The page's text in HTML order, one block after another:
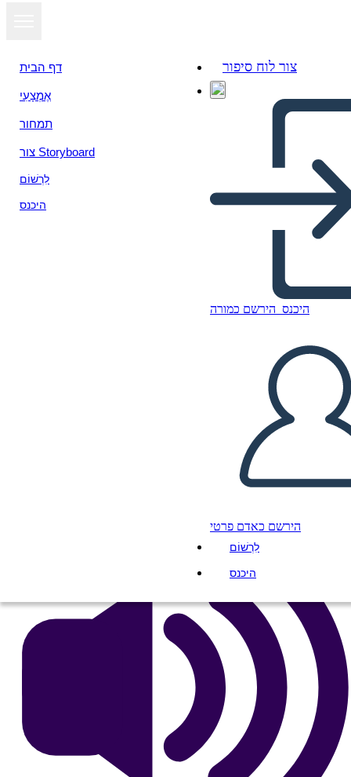
דף הבית
אֶמְצָעִי
תמחור
צור Storyboard
לִרְשׁוֹם
היכנס
צור לוח סיפור
היכנס הירשם כמורה
הירשם כאדם פרטי
לִרְשׁוֹם
היכנס
Monomythos – Teil Zwei –